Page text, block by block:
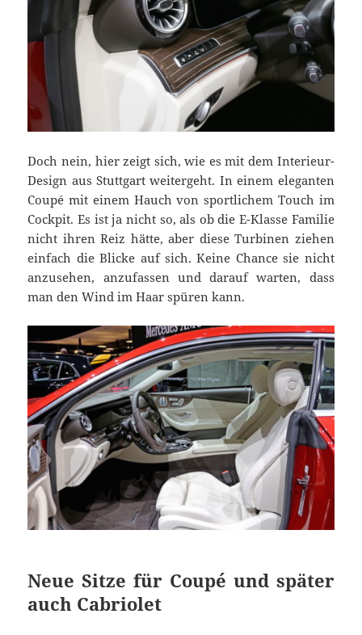
Doch nein, hier zeigt sich, wie es mit dem Interieur-
Design aus Stuttgart weitergeht. In einem eleganten
Coupé mit einem Hauch von sportlichem Touch im
Cockpit. Es ist ja nicht so, als ob die E-Klasse Familie
nicht ihren Reiz hätte, aber diese Turbinen ziehen
einfach die Blicke auf sich. Keine Chance sie nicht
anzusehen, anzufassen und darauf warten, dass
man den Wind im Haar spüren kann.
Neue Sitze für Coupé und später
auch Cabriolet